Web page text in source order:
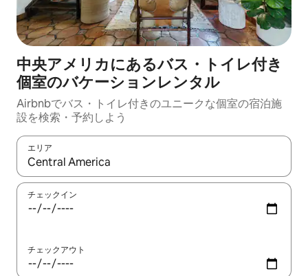
中央アメリカにあるバス・トイレ付き
個室のバケーションレンタル
Airbnbでバス・トイレ付きのユニークな個室の宿泊施
設を検索・予約しよう
エリア
検索結果が表示されたら、上下の矢印キーを使って移動するか
チェックイン
チェックアウト